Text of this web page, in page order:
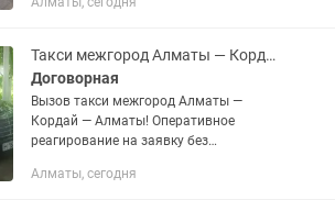
Такси межгород Алматы — Кордай — Алматы
Договорная
Вызов такси межгород Алматы —
Кордай — Алматы! Оперативное
реагирование на заявку без
ПУНКТУАЛЬНОСТЬ — наше кредо! К
Алматы, сегодня